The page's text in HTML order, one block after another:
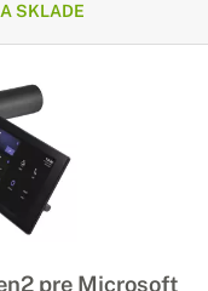
SKLADE
pre Microsoft